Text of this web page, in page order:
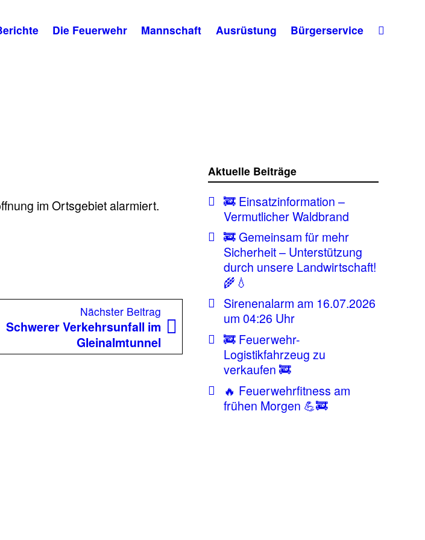
Die Feuerwehr Mannschaft Ausrüstung Bürgerservice
im Ortsgebiet alarmiert.
Nächster Beitrag
Beitrag:
Schwerer Verkehrsunfall im
Gleinalmtunnel
Aktuelle Beiträge
🚒 Einsatzinformation –
Vermutlicher Waldbrand
🚒 Gemeinsam für mehr
Sicherheit – Unterstützung
durch unsere Landwirtschaft!
🌾💧
Sirenenalarm am 16.07.2026
um 04:26 Uhr
🚒 Feuerwehr-
Logistikfahrzeug zu
verkaufen 🚒
🔥 Feuerwehrfitness am
frühen Morgen 💪🚒